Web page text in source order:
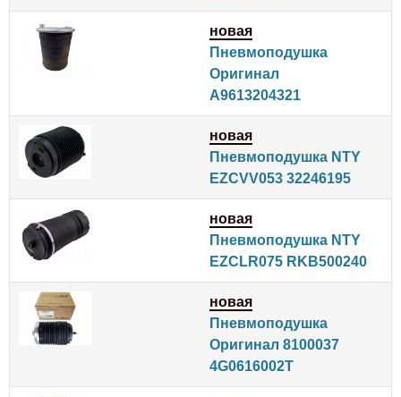
новая
Пневмоподушка
Оригинал
A9613204321
новая
Пневмоподушка NTY
EZCVV053 32246195
новая
Пневмоподушка NTY
EZCLR075 RKB500240
новая
Пневмоподушка
Оригинал 8100037
4G0616002T